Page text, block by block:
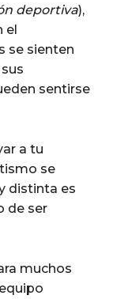
deportiva),
el
se sienten
sentirse
a tu
se
distinta es
de ser
muchos